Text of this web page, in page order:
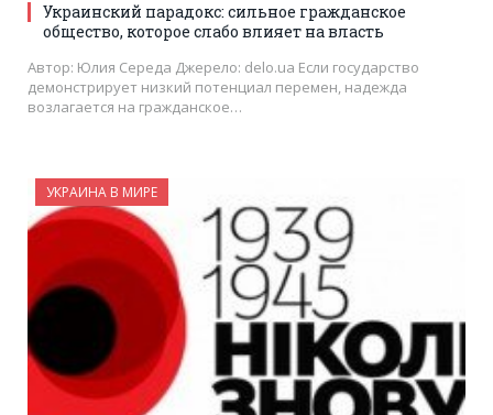
Украинский парадокс: сильное гражданское
общество, которое слабо влияет на власть
Автор: Юлия Середа Джерело: delo.ua Если государство
демонстрирует низкий потенциал перемен, надежда
возлагается на гражданское…
УКРАИНА В МИРЕ